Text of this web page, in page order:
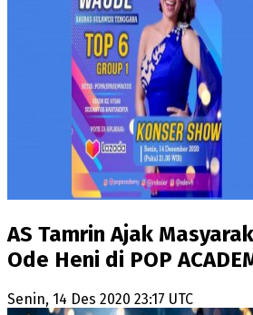
AS Tamrin Ajak
Ode Heni di POP
Senin, 14 Des 2020 23:17 UTC